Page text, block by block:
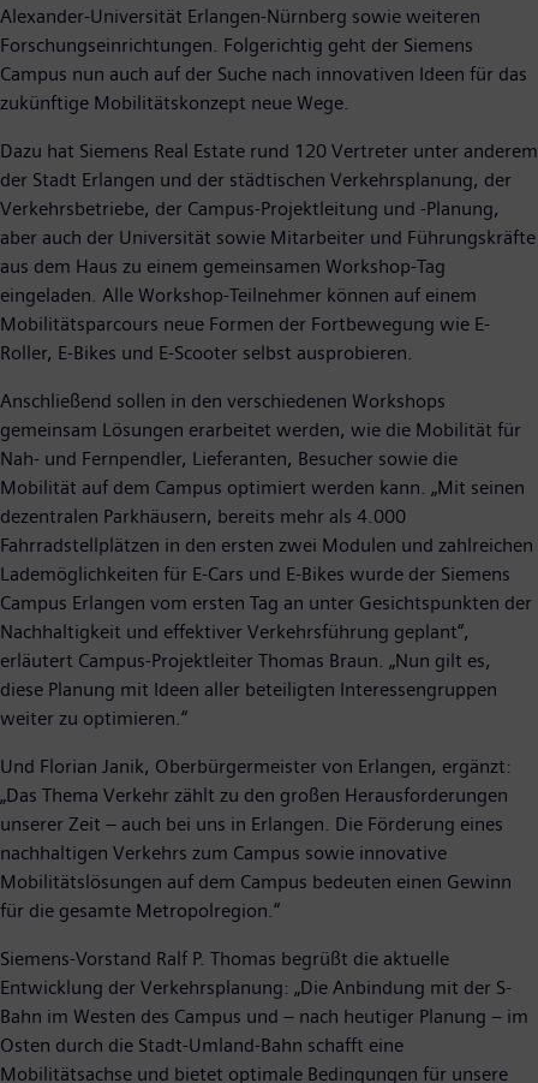
Alexander-Universität Erlangen-Nürnberg sowie weiteren
Forschungseinrichtungen. Folgerichtig geht der Siemens
Campus nun auch auf der Suche nach innovativen Ideen für das
zukünftige Mobilitätskonzept neue Wege.
Dazu hat Siemens Real Estate rund 120 Vertreter unter anderem
der Stadt Erlangen und der städtischen Verkehrsplanung, der
Verkehrsbetriebe, der Campus-Projektleitung und -Planung,
aber auch der Universität sowie Mitarbeiter und Führungskräfte
aus dem Haus zu einem gemeinsamen Workshop-Tag
eingeladen. Alle Workshop-Teilnehmer können auf einem
Mobilitätsparcours neue Formen der Fortbewegung wie E-
Roller, E-Bikes und E-Scooter selbst ausprobieren.
Anschließend sollen in den verschiedenen Workshops
gemeinsam Lösungen erarbeitet werden, wie die Mobilität für
Nah- und Fernpendler, Lieferanten, Besucher sowie die
Mobilität auf dem Campus optimiert werden kann. „Mit seinen
dezentralen Parkhäusern, bereits mehr als 4.000
Fahrradstellplätzen in den ersten zwei Modulen und zahlreichen
Lademöglichkeiten für E-Cars und E-Bikes wurde der Siemens
Campus Erlangen vom ersten Tag an unter Gesichtspunkten der
Nachhaltigkeit und effektiver Verkehrsführung geplant“,
erläutert Campus-Projektleiter Thomas Braun. „Nun gilt es,
diese Planung mit Ideen aller beteiligten Interessengruppen
weiter zu optimieren.“
Und Florian Janik, Oberbürgermeister von Erlangen, ergänzt:
„Das Thema Verkehr zählt zu den großen Herausforderungen
unserer Zeit – auch bei uns in Erlangen. Die Förderung eines
nachhaltigen Verkehrs zum Campus sowie innovative
Mobilitätslösungen auf dem Campus bedeuten einen Gewinn
für die gesamte Metropolregion.“
Siemens-Vorstand Ralf P. Thomas begrüßt die aktuelle
Entwicklung der Verkehrsplanung: „Die Anbindung mit der S-
Bahn im Westen des Campus und – nach heutiger Planung – im
Osten durch die Stadt-Umland-Bahn schafft eine
Mobilitätsachse und bietet optimale Bedingungen für unsere